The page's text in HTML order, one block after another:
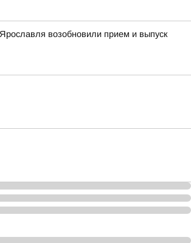
возобновили прием и выпуск